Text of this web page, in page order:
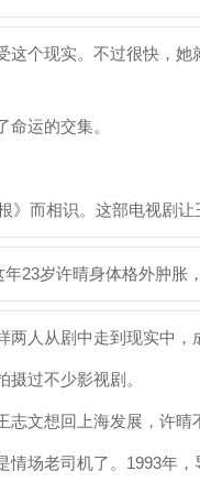
这个现实。不过很快，
运的交集。
》而相识。这部电视剧让
23岁许晴身体格外肿胀
人从剧中走到现实中，
过不少影视剧。
文想回上海发展，许晴
场老司机了。1993年